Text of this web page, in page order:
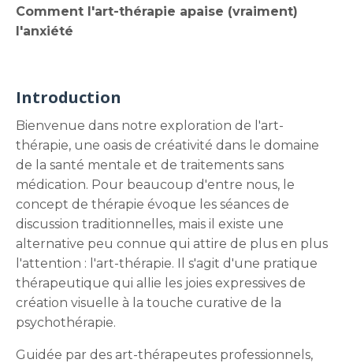
Comment l'art-thérapie apaise (vraiment)
l'anxiété
Introduction
Bienvenue dans notre exploration de l'art-
thérapie, une oasis de créativité dans le domaine
de la santé mentale et de traitements sans
médication. Pour beaucoup d'entre nous, le
concept de thérapie évoque les séances de
discussion traditionnelles, mais il existe une
alternative peu connue qui attire de plus en plus
l'attention : l'art-thérapie. Il s'agit d'une pratique
thérapeutique qui allie les joies expressives de
création visuelle à la touche curative de la
psychothérapie.
Guidée par des art-thérapeutes professionnels,